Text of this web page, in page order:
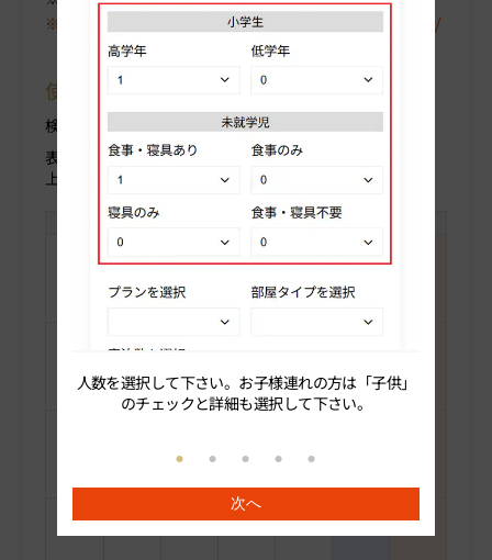
人数を選択して下さい。お子様連れの方は「子供」
のチェックと詳細も選択して下さい。
次へ
空室が表示されない場合は、〈翌月〉や〈プラン/人数/
部屋タイプ〉を変更してください。
使用方法について
検索条件を変更する場合部屋人数より変更ください。
表示料金(税込)
上段：人数合計
- - - -
- - - - - - -